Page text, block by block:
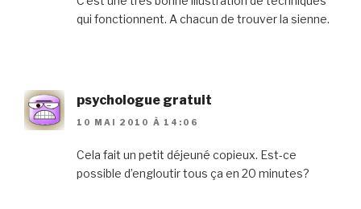
qui fonctionnent. A chacun de trouver la sienne.
psychologue gratuit
10 MAI 2010 À 14:06
Cela fait un petit déjeuné copieux. Est-ce
possible d’engloutir tous ça en 20 minutes?